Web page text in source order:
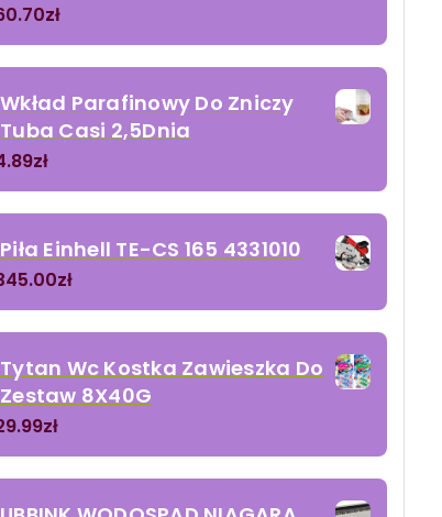
zł
Wkład Parafinowy Do Zniczy
Tuba Casi 2,5Dnia
zł
Piła Einhell TE-CS 165 4331010
zł
Tytan Wc Kostka Zawieszka Do
Zestaw 8X40G
zł